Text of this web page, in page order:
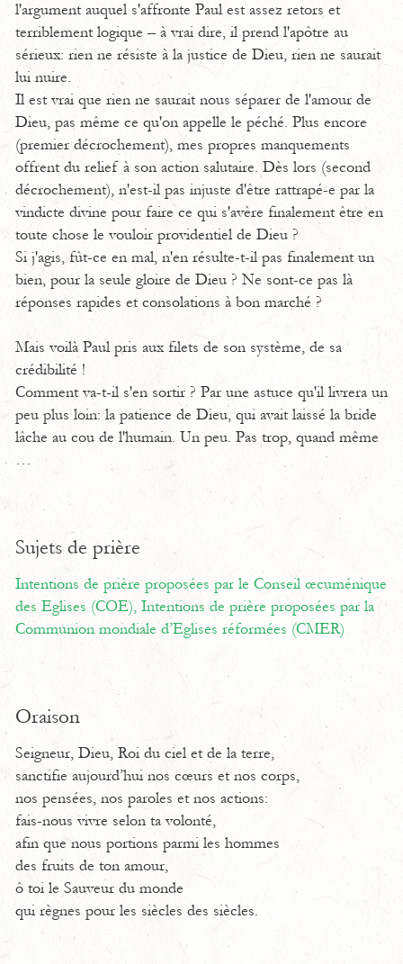
l'argument auquel s'affronte Paul est assez retors et
terriblement logique – à vrai dire, il prend l'apôtre au
sérieux: rien ne résiste à la justice de Dieu, rien ne saurait
lui nuire.
Il est vrai que rien ne saurait nous séparer de l'amour de
Dieu, pas même ce qu'on appelle le péché. Plus encore
(premier décrochement), mes propres manquements
offrent du relief à son action salutaire. Dès lors (second
décrochement), n'est-il pas injuste d'être rattrapé-e par la
vindicte divine pour faire ce qui s'avère finalement être en
toute chose le vouloir providentiel de Dieu ?
Si j'agis, fût-ce en mal, n'en résulte-t-il pas finalement un
bien, pour la seule gloire de Dieu ? Ne sont-ce pas là
réponses rapides et consolations à bon marché ?
Mais voilà Paul pris aux filets de son système, de sa
crédibilité !
Comment va-t-il s'en sortir ? Par une astuce qu'il livrera un
peu plus loin: la patience de Dieu, qui avait laissé la bride
lâche au cou de l'humain. Un peu. Pas trop, quand même
…
Sujets de prière
Intentions de prière proposées par le Conseil œcuménique
des Eglises (COE), Intentions de prière proposées par la
Communion mondiale d’Eglises réformées (CMER)
Oraison
Seigneur, Dieu, Roi du ciel et de la terre,
sanctifie aujourd’hui nos cœurs et nos corps,
nos pensées, nos paroles et nos actions:
fais-nous vivre selon ta volonté,
afin que nous portions parmi les hommes
des fruits de ton amour,
ô toi le Sauveur du monde
qui règnes pour les siècles des siècles.